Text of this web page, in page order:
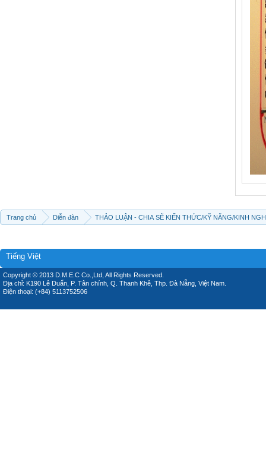
Trang chủ Diễn đàn THẢO LUẬN - CHIA SẼ KIẾN THỨC/KỸ NĂNG/KINH
Tiếng Việt
Copyright © 2013 D.M.E.C Co.,Ltd, All Rights Reserved.
Địa chỉ: K190 Lê Duẩn, P. Tân chính, Q. Thanh Khê, Thp. Đà Nẵng, Việt Nam.
Điện thoại: (+84) 5113752506